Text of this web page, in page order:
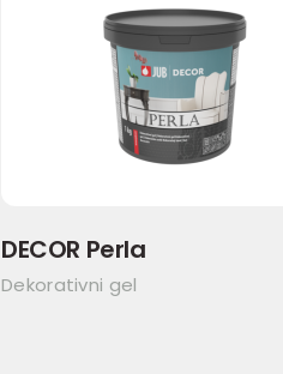
DECOR Perla
Dekorativni gel